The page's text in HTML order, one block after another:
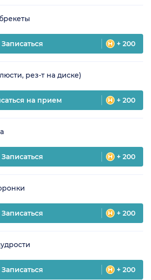
Записаться + 200
рез-т на диске)
на прием + 200
Записаться + 200
Записаться + 200
Записаться + 200